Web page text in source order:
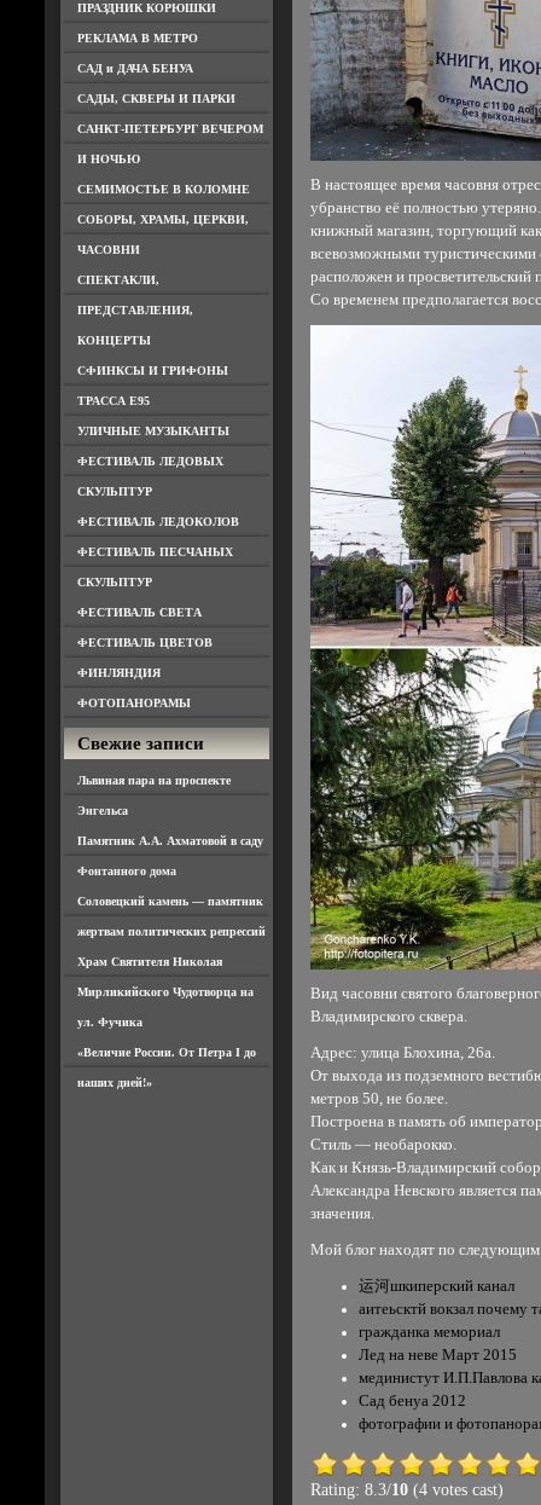
ПРАЗДНИК КОРЮШКИ
РЕКЛАМА В МЕТРО
САД и ДАЧА БЕНУА
САДЫ, СКВЕРЫ И ПАРКИ
САНКТ-ПЕТЕРБУРГ ВЕЧЕРОМ
И НОЧЬЮ
СЕМИМОСТЬЕ В КОЛОМНЕ
СОБОРЫ, ХРАМЫ, ЦЕРКВИ,
ЧАСОВНИ
СПЕКТАКЛИ,
ПРЕДСТАВЛЕНИЯ,
КОНЦЕРТЫ
СФИНКСЫ И ГРИФОНЫ
ТРАССА Е95
УЛИЧНЫЕ МУЗЫКАНТЫ
ФЕСТИВАЛЬ ЛЕДОВЫХ
СКУЛЬПТУР
ФЕСТИВАЛЬ ЛЕДОКОЛОВ
ФЕСТИВАЛЬ ПЕСЧАНЫХ
СКУЛЬПТУР
ФЕСТИВАЛЬ СВЕТА
ФЕСТИВАЛЬ ЦВЕТОВ
ФИНЛЯНДИЯ
ФОТОПАНОРАМЫ
Свежие записи
Львиная пара на проспекте
Энгельса
Памятник А.А. Ахматовой в саду
Фонтанного дома
Соловецкий камень — памятник
жертвам политических репрессий
Храм Святителя Николая
Мирликийского Чудотворца на
ул. Фучика
«Величие России. От Петра I до
наших дней!»
В настоящее время часовня
убранство её полностью
книжный магазин, торгующий
всевозможными туристическими
расположен и
Со временем предполагается
Вид часовни святого
Владимирского сквера.
Адрес: улица Блохина, 26а.
От выхода из подземного
метров 50, не более.
Построена в память об
Стиль — необарокко.
Как и Князь-Владимирский
Александра Невского является
значения.
Мой блог находят по следующим
运河шкиперский канал
аитеьсктй вокзал почему
гражданка мемориал
Лед на неве Март 2015
мединистут И.П.Павлова
Сад бенуа 2012
фотографии и
Rating: 8.3/10(4 votes cast)